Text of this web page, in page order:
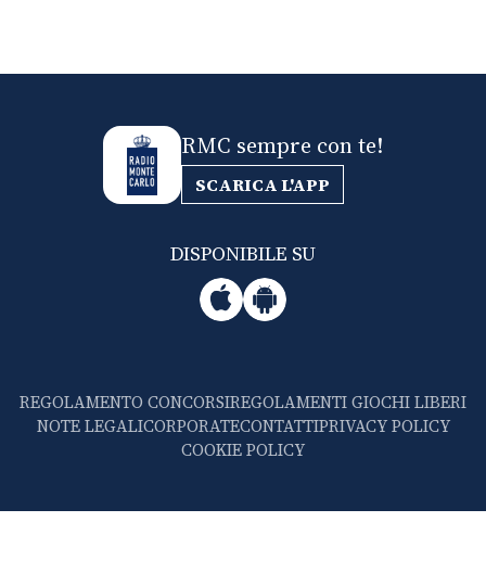
RMC
RMC sempre con te!
SCARICA L'APP
DISPONIBILE SU
REGOLAMENTO CONCORSIREGOLAMENTI GIOCHI LIBERI
NOTE LEGALICORPORATECONTATTIPRIVACY POLICY
COOKIE POLICY